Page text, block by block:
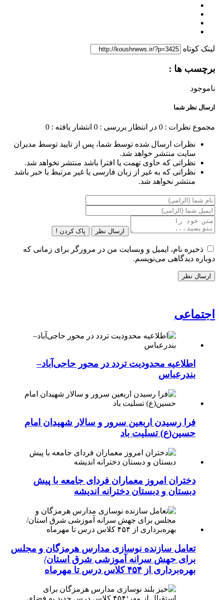
لینک کوتاه
برچسب ها :
ناموجود
ارسال نظر شما
مجموع نظرات : 0 در انتظار بررسی : 0 انتشار یافته : 0
نظرات ارسال شده توسط شما، پس از تایید توسط مدیران
سایت منتشر خواهد شد.
نظراتی که حاوی تهمت یا افترا باشد منتشر نخواهد شد.
نظراتی که به غیر از زبان فارسی یا غیر مرتبط با خبر باشد
منتشر نخواهد شد.
ارسال نظر پاک کردن !
ذخیره نام، ایمیل و وبسایت من در مرورگر برای زمانی که
دوباره دیدگاهی می‌نویسم.
اجتماعی
اطلاعیه محدودیت تردد در محور حاجی‌آباد–
بندرعباس
فرا رسیدن اربعین سرور و سالار شهیدان امام
حسین(ع) تسلیت باد
دختران امروز معماران فردای جامعه با پیش
دبستان و دبستان دخترانه اندیشه
تعامل سازنده نوسازی مدارس هرمزگان و مجلس
برای جهش سرانه آموزشی شرق استان/
بهره‌برداری از ۴۵۴ کلاس درس تا مهرماه